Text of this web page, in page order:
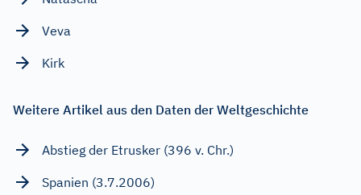
Veva
Kirk
Weitere Artikel aus den Daten der Weltgeschichte
Abstieg der Etrusker (396 v. Chr.)
Spanien (3.7.2006)